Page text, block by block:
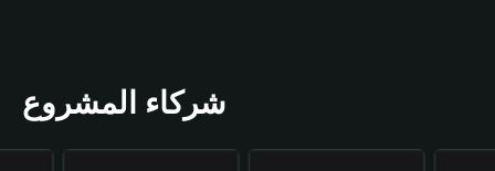
شركاء المشروع